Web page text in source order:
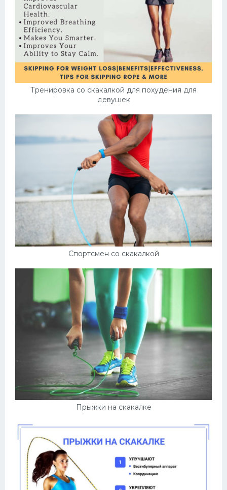
Тренировка со скакалкой для похудения для
девушек
Спортсмен со скакалкой
Прыжки на скакалке